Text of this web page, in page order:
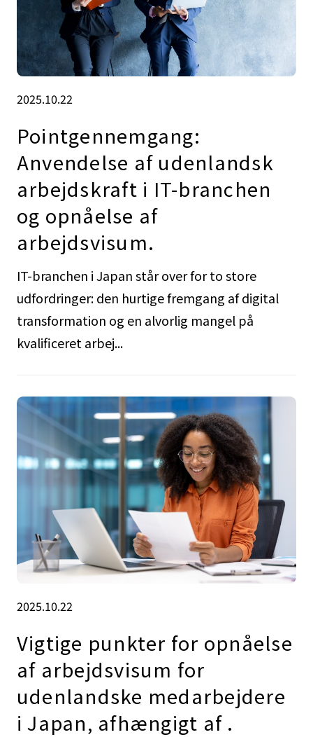
2025.10.22
Pointgennemgang:
Anvendelse af udenlandsk
arbejdskraft i IT-branchen
og opnåelse af
arbejdsvisum.
IT-branchen i Japan står over for to store
udfordringer: den hurtige fremgang af digital
transformation og en alvorlig mangel på
kvalificeret arbej...
2025.10.22
Vigtige punkter for opnåelse
af arbejdsvisum for
udenlandske medarbejdere
i Japan, afhængigt af .